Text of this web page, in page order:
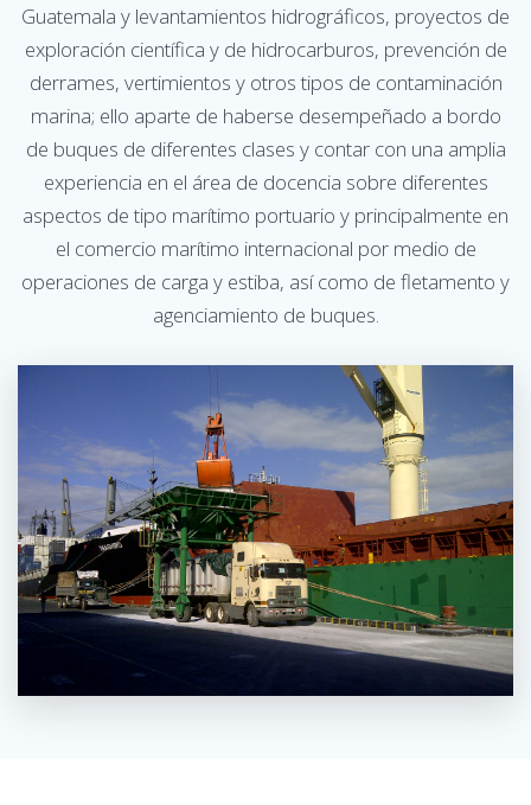
Guatemala y levantamientos hidrográficos, proyectos de
exploración científica y de hidrocarburos, prevención de
derrames, vertimientos y otros tipos de contaminación
marina; ello aparte de haberse desempeñado a bordo
de buques de diferentes clases y contar con una amplia
experiencia en el área de docencia sobre diferentes
aspectos de tipo marítimo portuario y principalmente en
el comercio marítimo internacional por medio de
operaciones de carga y estiba, así como de fletamento y
agenciamiento de buques.